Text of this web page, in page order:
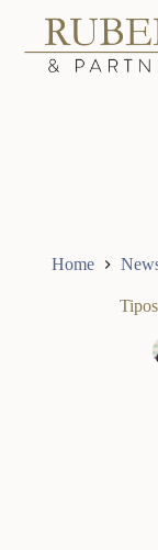
contenido
Home